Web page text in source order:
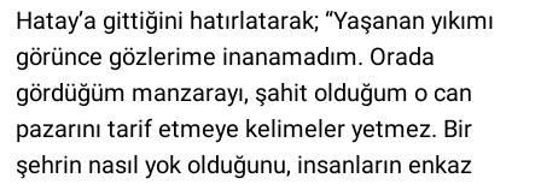
Hatay’a gittiğini hatırlatarak; “Yaşanan yıkımı
görünce gözlerime inanamadım. Orada
gördüğüm manzarayı, şahit olduğum o can
pazarını tarif etmeye kelimeler yetmez. Bir
şehrin nasıl yok olduğunu, insanların enkaz